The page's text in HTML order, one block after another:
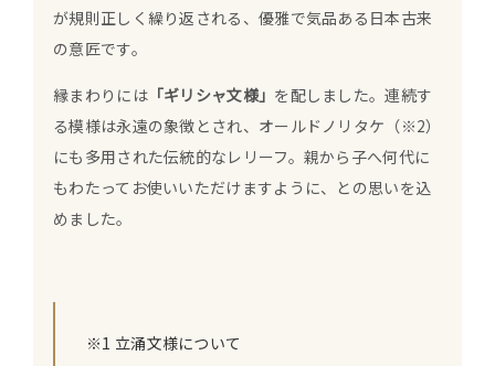
が規則正しく繰り返される、優雅で気品ある日本古来
の意匠です。
縁まわりには「ギリシャ文様」 を配しました。連続す
る模様は永遠の象徴とされ、オールドノリタケ（※2）
にも多用された伝統的なレリーフ。親から子へ何代に
もわたってお使いいただけますように、との思いを込
めました。
※1 立涌文様について